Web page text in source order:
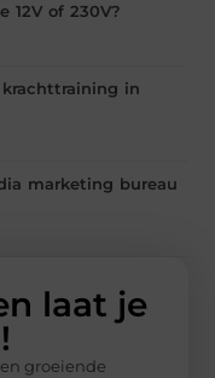
12V of 230V?
in
marketing bureau
laat je
groeiende